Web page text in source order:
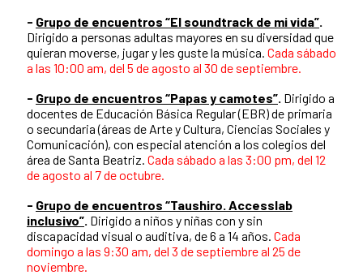
- Grupo de encuentros “El soundtrack de mi vida”
Dirigido a personas adultas mayores en su diversidad que
quieran moverse, jugar y les guste la música. Cada sábado
a las 10:00 am, del 5 de agosto al 30 de septiembre.
- Grupo de encuentros “Papas y camotes” Dirigido a
docentes de Educación Básica Regular (EBR) de primaria
o secundaria (áreas de Arte y Cultura, Ciencias Sociales y
Comunicación), con especial atención a los colegios del
área de Santa Beatriz. Cada sábado a las 3:00 pm, del 12
de agosto al 7 de octubre.
- Grupo de encuentros “Taushiro. Accesslab
inclusivo” Dirigido a niños y niñas con y sin
discapacidad visual o auditiva, de 6 a 14 años. Cada
domingo a las 9:30 am, del 3 de septiembre al 25 de
noviembre.